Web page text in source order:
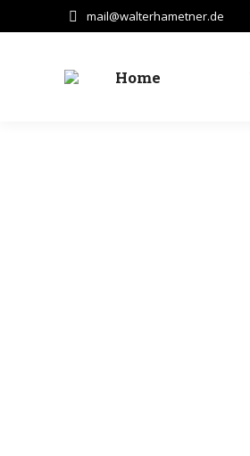
mail@walterhametner.de
Home